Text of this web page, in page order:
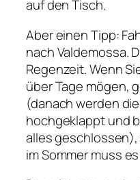
auf den Tisch.
Aber einen Tipp:
nach Valdemossa.
Regenzeit. Wenn
über Tage mögen,
(danach werden
hochgeklappt und
alles
im Sommer muss